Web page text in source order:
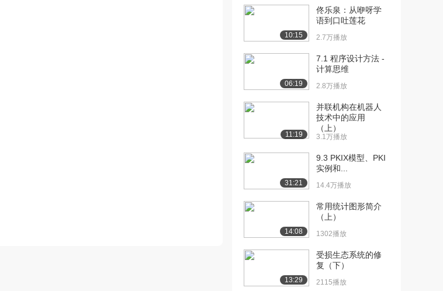
[12] 22-绝对路径 08:06
[13] 23-相对路径-同级目
录
[14] 24-相对路径-下级目
录
1233播放
[15] 29-链接标签的href属
1513播放
[16] 30-（了解）链接标签
995播放
[17] 31-链接标签的target
1583播放
[18] 33-（总结）HTML标
10:15
佟乐泉：从咿呀学
语到口吐莲花
2.7万播放
06:19
7.1 程序设计方法 -
计算思维
2.8万播放
11:19
并联机构在机器人
技术中的应用
（上）
3.1万播放
31:21
9.3 PKIX模型、PKI
实例和...
14.4万播放
14:08
常用统计图形简介
（上）
1302播放
13:29
受损生态系统的修
复（下）
2115播放